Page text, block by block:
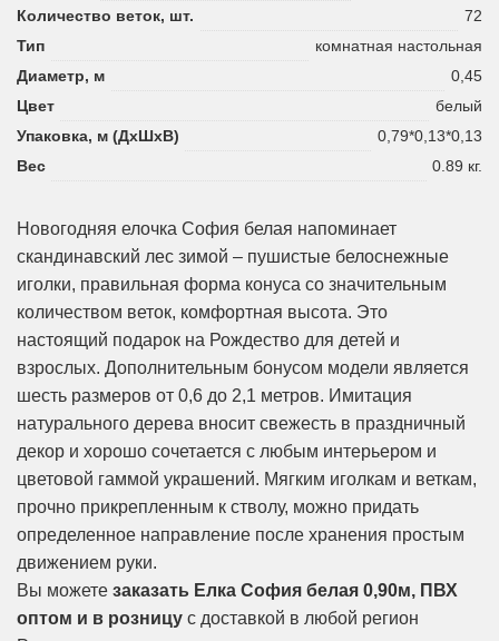
Количество веток, шт.
72
Тип
комнатная настольная
Диаметр, м
0,45
Цвет
белый
Упаковка, м (ДхШхВ)
0,79*0,13*0,13
Вес
0.89 кг.
Новогодняя елочка София белая напоминает
скандинавский лес зимой – пушистые белоснежные
иголки, правильная форма конуса со значительным
количеством веток, комфортная высота. Это
настоящий подарок на Рождество для детей и
взрослых. Дополнительным бонусом модели является
шесть размеров от 0,6 до 2,1 метров. Имитация
натурального дерева вносит свежесть в праздничный
декор и хорошо сочетается с любым интерьером и
цветовой гаммой украшений. Мягким иголкам и веткам,
прочно прикрепленным к стволу, можно придать
определенное направление после хранения простым
движением руки.
Вы можете заказать Елка София белая 0,90м, ПВХ
оптом и в розницу с доставкой в любой регион